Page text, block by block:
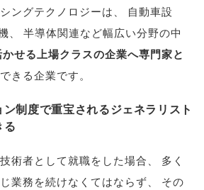
ングテクノロジーは、
自動車設
、
半導体関連など幅広い分野の中
せる上場クラスの企業へ専門家と
きる企業です。
制度で重宝されるジェネラリスト
る
術者として就職をした場合
多く
業務を続けなくてはならず
その